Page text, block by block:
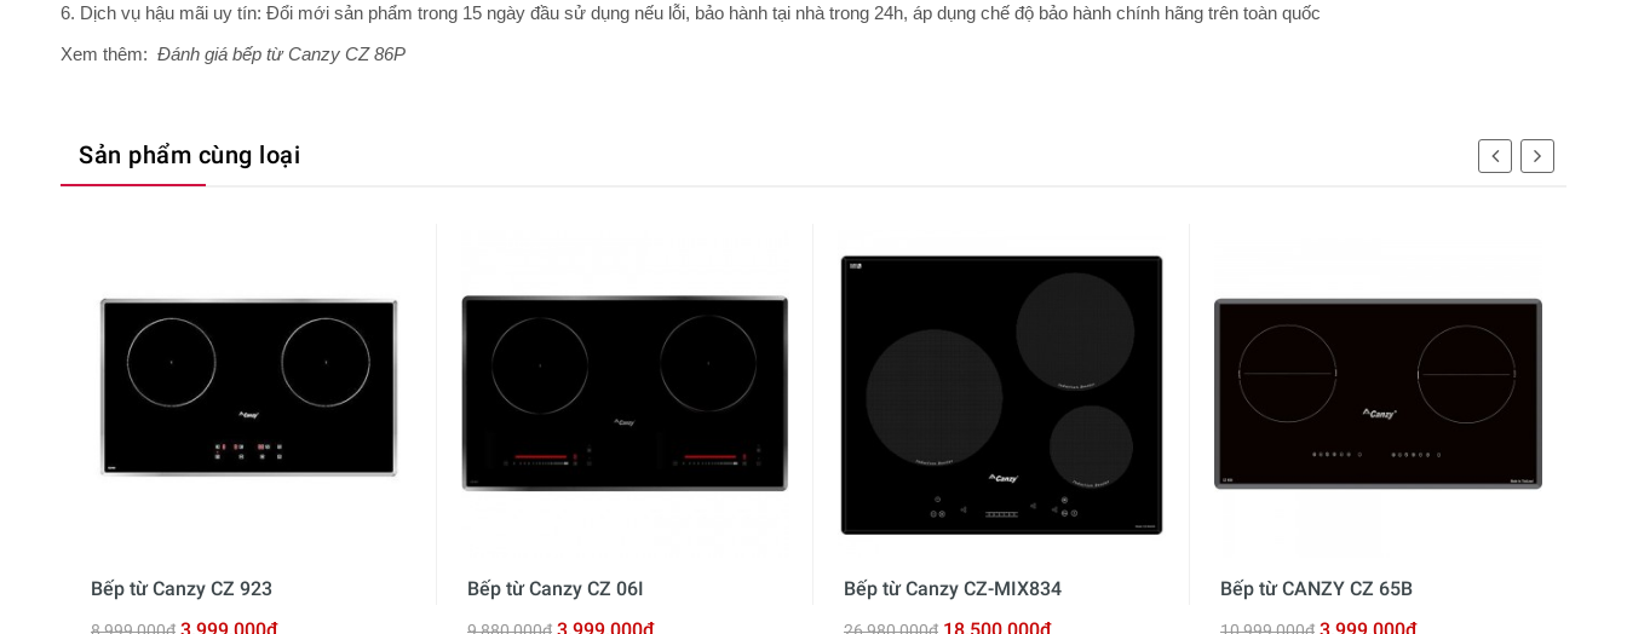
6. Dịch vụ hậu mãi uy tín: Đổi mới sản phẩm trong 15 ngày đầu sử dụng nếu lỗi, bảo hành tại nhà trong 24h, áp dụng chế độ bảo hành chính hãng trên toàn quốc
Xem thêm: Đánh giá bếp từ Canzy CZ 86P
Sản phẩm cùng loại
Bếp từ Canzy CZ 923
8,999,000đ
Bếp từ Canzy CZ 06I
9,880,000đ
Bếp từ Canzy CZ-MIX834
26,980,000đ
Bếp từ CANZY CZ 65B
10,999,000đ